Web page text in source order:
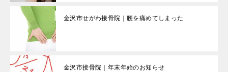
金沢市せがわ接骨院｜腰を痛めてしまった
金沢市接骨院｜年末年始のお知らせ